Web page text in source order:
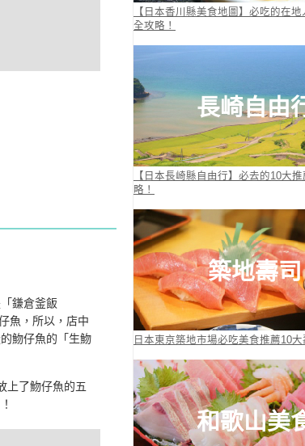
鎌倉釜飯
魚，所以，店中
魩仔魚的「生魩
上了魩仔魚的五
【日本香川縣美食地圖】必吃的在
全攻略！
長崎自由
【日本長崎縣自由行】必去的10大
略！
築地壽司
日本東京築地市場必吃美食推薦10大
和歌山美